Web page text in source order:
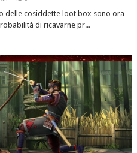
delle cosiddette loot box sono ora
di ricavarne pr...